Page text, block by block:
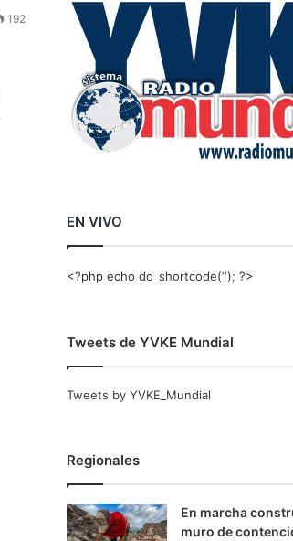
192
EN VIVO
<?php echo do_shortcode(‘‘); ?>
Tweets de YVKE Mundial
Tweets by YVKE_Mundial
Regionales
En marcha
muro de